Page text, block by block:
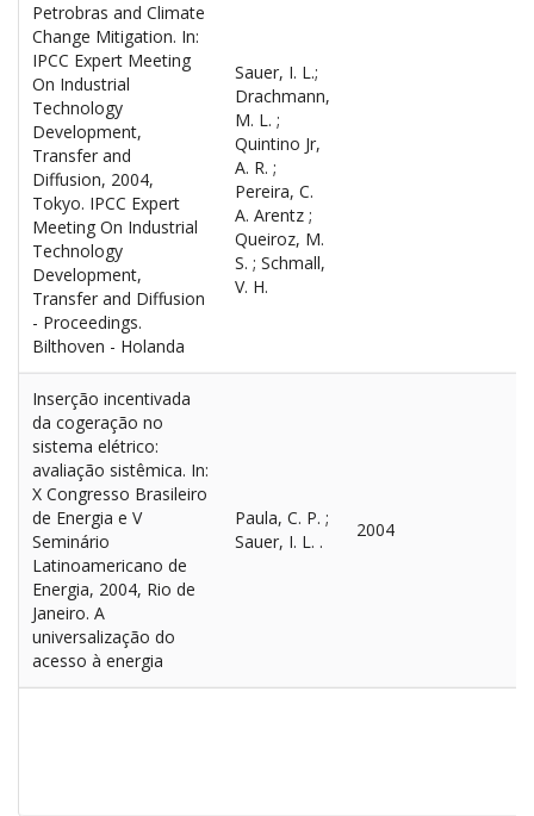
Petrobras and Climate
Change Mitigation. In:
IPCC Expert Meeting
On Industrial
Technology
Development,
Transfer and
Diffusion, 2004,
Tokyo. IPCC Expert
Meeting On Industrial
Technology
Development,
Transfer and Diffusion
- Proceedings.
Bilthoven - Holanda
Sauer, I. L.;
Drachmann,
M. L. ;
Quintino Jr,
A. R. ;
Pereira, C.
A. Arentz ;
Queiroz, M.
S. ; Schmall,
V. H.
Inserção incentivada
da cogeração no
sistema elétrico:
avaliação sistêmica. In:
X Congresso Brasileiro
de Energia e V
Seminário
Latinoamericano de
Energia, 2004, Rio de
Janeiro. A
universalização do
acesso à energia
Paula, C. P. ;
Sauer, I. L. .
2004